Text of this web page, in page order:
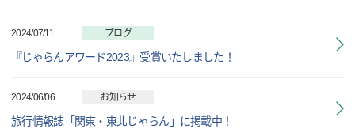
2024/07/11 ブログ
『じゃらんアワード2023』受賞いたしました！
2024/06/06 お知らせ
旅行情報誌「関東・東北じゃらん」に掲載中！